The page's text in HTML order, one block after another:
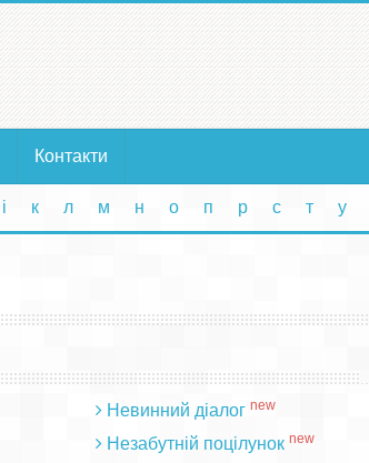
Контакти
і к л м н о п р с т у
Невинний діалог new
Незабутній поцілунок new